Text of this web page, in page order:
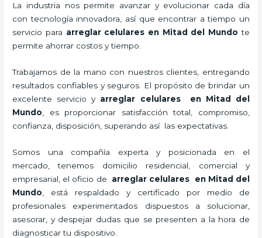
La industria nos permite avanzar y evolucionar cada día
con tecnología innovadora, así que encontrar a tiempo un
servicio para arreglar celulares en Mitad del Mundo te
permite ahorrar costos y tiempo.
Trabajamos de la mano con nuestros clientes, entregando
resultados confiables y seguros. El propósito de brindar un
excelente servicio y arreglar celulares en Mitad del
Mundo , es proporcionar satisfacción total, compromiso,
confianza, disposición, superando así las expectativas.
Somos una compañía experta y posicionada en el
mercado, tenemos domicilio residencial, comercial y
empresarial, el oficio de arreglar celulares en Mitad del
Mundo , está respaldado y certificado por medio de
profesionales experimentados dispuestos a solucionar,
asesorar, y despejar dudas que se presenten a la hora de
diagnosticar tu dispositivo.